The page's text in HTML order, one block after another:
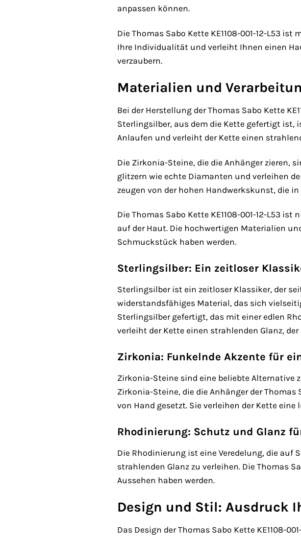
anpassen können.
Die Thomas Sabo Kette KE1108-001-12-L53
Ihre Individualität und verleiht Ihnen einen
verzaubern.
Materialien und
Bei der Herstellung der Thomas Sabo Kette
Sterlingsilber, aus dem die Kette gefertigt ist,
Anlaufen und verleiht der Kette einen
Die Zirkonia-Steine, die die Anhänger zieren,
glitzern wie echte Diamanten und verleihen
zeugen von der hohen Handwerkskunst, die
Die Thomas Sabo Kette KE1108-001-12-L53
auf der Haut. Die hochwertigen Materialien
Schmuckstück haben werden.
Sterlingsilber: Ein zeitloser
Sterlingsilber ist ein zeitloser Klassiker, der
widerstandsfähiges Material, das sich
Sterlingsilber gefertigt, das mit einer edlen
verleiht der Kette einen strahlenden Glanz,
Zirkonia: Funkelnde Akzente für
Zirkonia-Steine sind eine beliebte Alternative
Zirkonia-Steine, die die Anhänger der Thomas
von Hand gesetzt. Sie verleihen der Kette
Rhodinierung: Schutz und Glanz
Die Rhodinierung ist eine Veredelung, die
strahlenden Glanz zu verleihen. Die Thomas
Aussehen haben werden.
Design und Stil: Ausdruck
Das Design der Thomas Sabo Kette KE1108-